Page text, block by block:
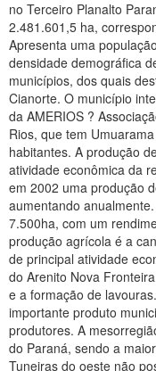
no Terceiro Planalto
2.481.601,5 ha,
Apresenta uma
densidade demográfica
municípios, dos quais
Cianorte. O município
da AMERIOS ?
Rios, que tem
habitantes. A produção
atividade econômica da
em 2002 uma produção
aumentando
7.500ha, com um
produção agrícola é a
de principal atividade
do Arenito Nova
e a formação de
importante produto
produtores. A
do Paraná, sendo a
Tuneiras do oeste não